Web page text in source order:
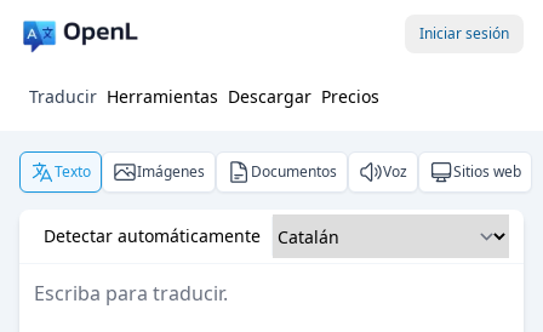
Iniciar sesión
Traducir Herramientas Descargar Precios
Texto Imágenes Documentos Voz Sitios web
Detectar automáticamente